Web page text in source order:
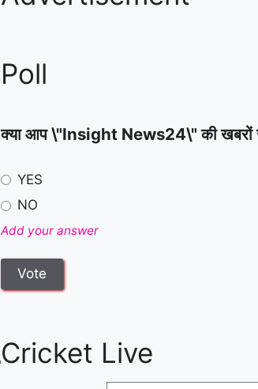
छलांग, हालत गंभीर |
Poll
क्या आप \"Insight News24\" की खबरों
YES
NO
Add your answer
Cricket Live